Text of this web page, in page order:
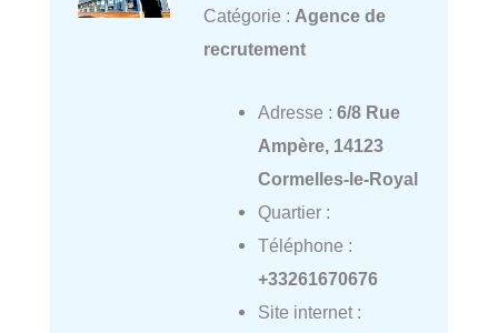
Catégorie : Agence de
recrutement
Adresse : 6/8 Rue
Ampère, 14123
Cormelles-le-Royal
Quartier :
Téléphone :
+33261670676
Site internet :